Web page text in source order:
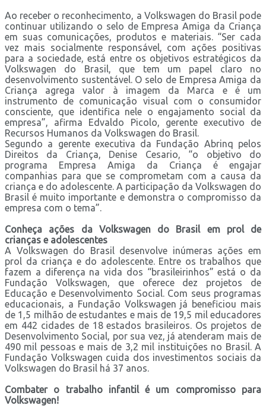
Ao receber o reconhecimento, a Volkswagen do Brasil pode
continuar utilizando o selo de Empresa Amiga da Criança
em suas comunicações, produtos e materiais. “Ser cada
vez mais socialmente responsável, com ações positivas
para a sociedade, está entre os objetivos estratégicos da
Volkswagen do Brasil, que tem um papel claro no
desenvolvimento sustentável. O selo de Empresa Amiga da
Criança agrega valor à imagem da Marca e é um
instrumento de comunicação visual com o consumidor
consciente, que identifica nele o engajamento social da
empresa”, afirma Edvaldo Picolo, gerente executivo de
Recursos Humanos da Volkswagen do Brasil.
Segundo a gerente executiva da Fundação Abrinq pelos
Direitos da Criança, Denise Cesario, “o objetivo do
programa Empresa Amiga da Criança é engajar
companhias para que se comprometam com a causa da
criança e do adolescente. A participação da Volkswagen do
Brasil é muito importante e demonstra o compromisso da
empresa com o tema”.
Conheça ações da Volkswagen do Brasil em prol de
crianças e adolescentes
A Volkswagen do Brasil desenvolve inúmeras ações em
prol da criança e do adolescente. Entre os trabalhos que
fazem a diferença na vida dos “brasileirinhos” está o da
Fundação Volkswagen, que oferece dez projetos de
Educação e Desenvolvimento Social. Com seus programas
educacionais, a Fundação Volkswagen já beneficiou mais
de 1,5 milhão de estudantes e mais de 19,5 mil educadores
em 442 cidades de 18 estados brasileiros. Os projetos de
Desenvolvimento Social, por sua vez, já atenderam mais de
490 mil pessoas e mais de 3,2 mil instituições no Brasil. A
Fundação Volkswagen cuida dos investimentos sociais da
Volkswagen do Brasil há 37 anos.
Combater o trabalho infantil é um compromisso para
Volkswagen!